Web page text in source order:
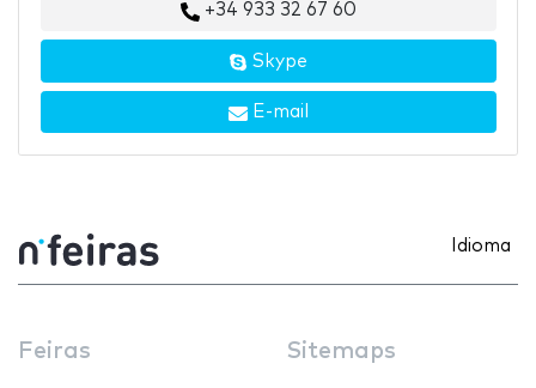
+34 933 32 67 60
Skype
E-mail
Idioma
Feiras Sitemaps